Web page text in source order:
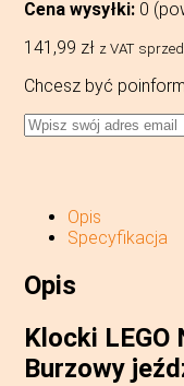
Cena wysyłki: 0
141,99 zł z VAT
Chcesz być
Opis
Specyfikacja
Opis
Klocki
Burzowy